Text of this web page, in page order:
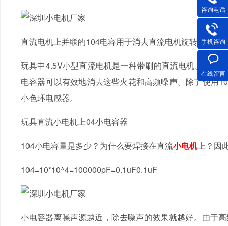
直流电机上并联的104电容用于消去直流电机旋转时的干
玩具中4.5V小型直流电机是一种带刷的直流电机。当转
电容器可以有效地消去这些火花和高频噪声。除了使用
小色环电感器。
玩具直流小电机上04小电容器
104小电容量是多少？为什么要焊接在直流小电机上？
104=10*10^4=100000pF=0.1uF0.1uF
小电容器离噪声源越近，除去噪声的效果就越好。由
咨询电话
手机咨询
在线留言